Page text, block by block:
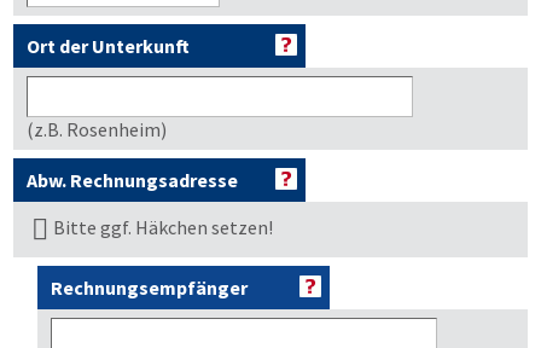
Ort der Unterkunft
(z.B. Rosenheim)
Abw. Rechnungsadresse
Bitte ggf. Häkchen setzen!
Rechnungsempfänger